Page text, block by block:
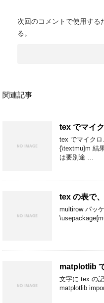
次回のコメントで使用する
る。
関連記事
tex でマイ
tex でマイク
{\textmu}m 結
は要別途 …
tex の表で
multirow パッ
matplotlib
文字に tex の
matplotlib